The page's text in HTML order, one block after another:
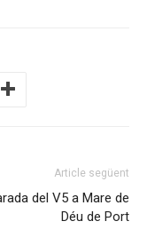
Article següent
del V5 a Mare de
Déu de Port